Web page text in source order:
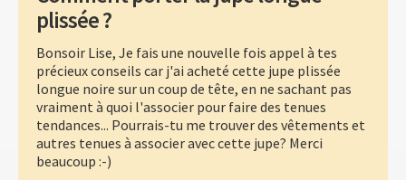
plissée ?
Bonsoir Lise, Je fais une nouvelle fois appel à tes
précieux conseils car j'ai acheté cette jupe plissée
longue noire sur un coup de tête, en ne sachant pas
vraiment à quoi l'associer pour faire des tenues
tendances... Pourrais-tu me trouver des vêtements et
autres tenues à associer avec cette jupe? Merci
beaucoup :-)